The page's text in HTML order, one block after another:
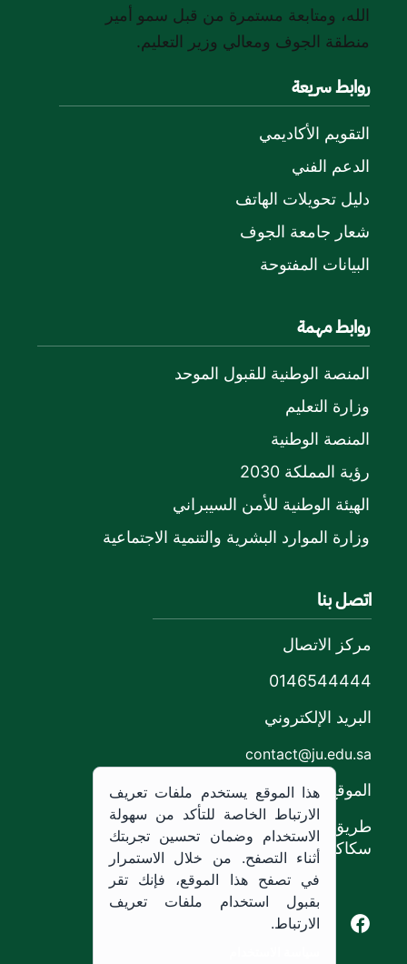
الله، ومتابعة مستمرة من قبل سمو أمير
منطقة الجوف ومعالي وزير التعليم.
روابط سريعة
التقويم الأكاديمي
الدعم الفني
دليل تحويلات الهاتف
شعار جامعة الجوف
البيانات المفتوحة
روابط مهمة
المنصة الوطنية للقبول الموحد
وزارة التعليم
المنصة الوطنية
رؤية المملكة 2030
الهيئة الوطنية للأمن السيبراني
وزارة الموارد البشرية والتنمية الاجتماعية
اتصل بنا
مركز الاتصال
0146544444
البريد الإلكتروني
contact@ju.edu.sa
الموقع
طريق الملك خالد،
سكاكا, المملكة العربية السعودية.
Facebook of Jouf University
X of Jouf University
هذا الموقع يستخدم ملفات تعريف
الارتباط الخاصة للتأكد من سهولة
الاستخدام وضمان تحسين تجربتك
أثناء التصفح. من خلال الاستمرار
في تصفح هذا الموقع، فإنك تقر
بقبول استخدام ملفات تعريف
الارتباط.